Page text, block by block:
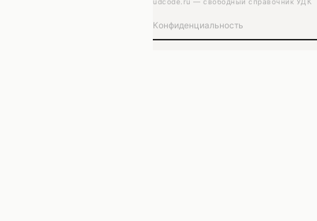
Конфиденциальность